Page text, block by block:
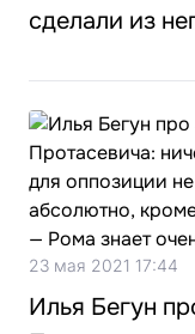
сделали из
23 мая 2021 17:44
Илья Бегун